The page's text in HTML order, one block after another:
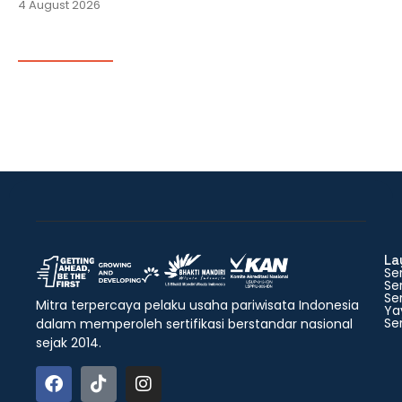
4 August 2026
Mitra terpercaya pelaku usaha pariwisata Indonesia
dalam memperoleh sertifikasi berstandar nasional
sejak 2014.